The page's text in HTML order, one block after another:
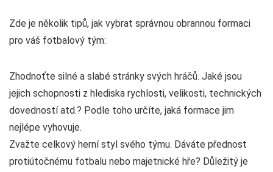
Zde je několik tipů, jak vybrat správnou obrannou formaci
pro váš fotbalový tým:
Zhodnoťte silné a slabé stránky svých hráčů. Jaké jsou
jejich schopnosti z hlediska rychlosti, velikosti, technických
dovedností atd.? Podle toho určíte, jaká formace jim
nejlépe vyhovuje.
Zvažte celkový herní styl svého týmu. Dáváte přednost
protiútočnému fotbalu nebo majetnické hře? Důležitý je